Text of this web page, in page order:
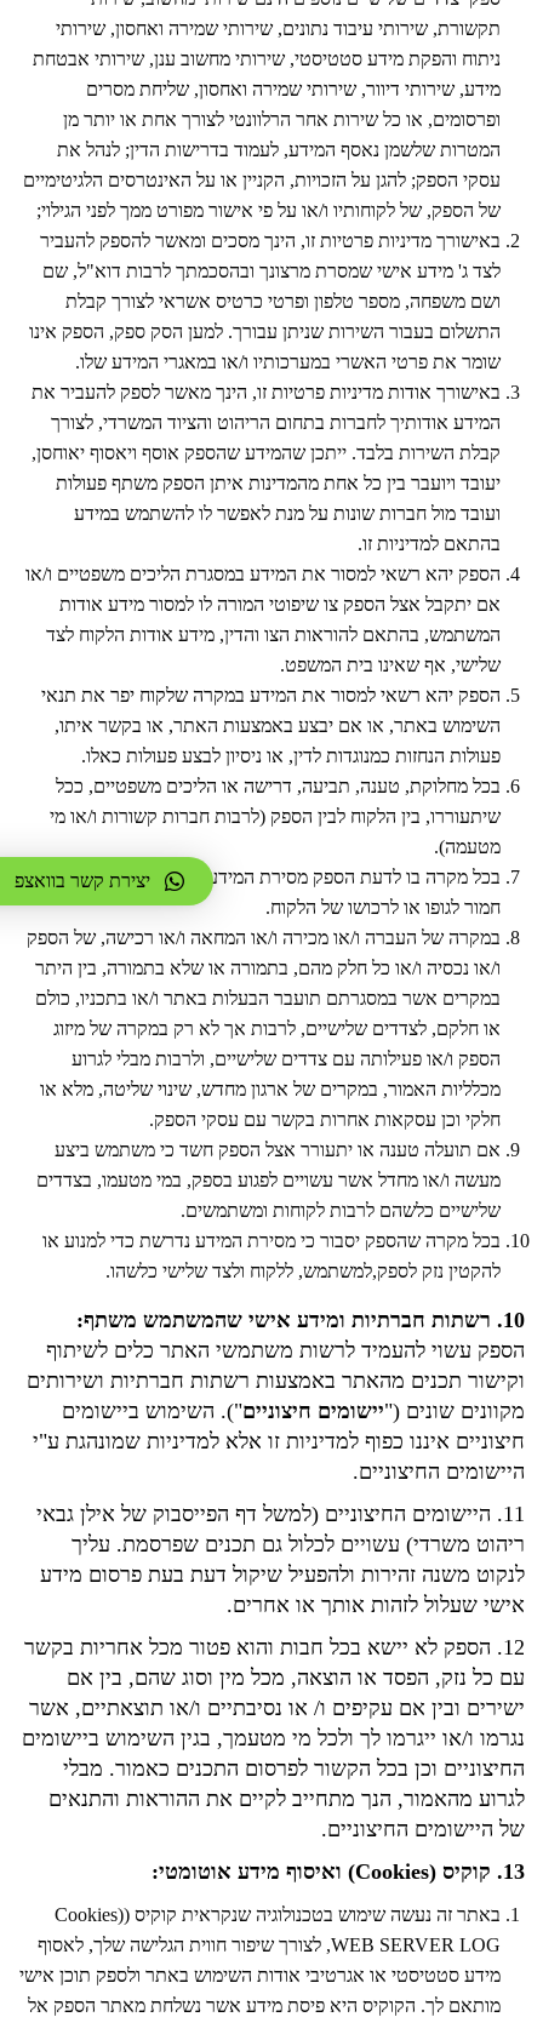
תקשורת, שירותי עיבוד נתונים, שירותי שמירה ואחסון, שירותי
ניתוח והפקת מידע סטטיסטי, שירותי מחשוב ענן, שירותי אבטחת
מידע, שירותי דיוור, שירותי שמירה ואחסון, שליחת מסרים
ופרסומים, או כל שירות אחר הרלוונטי לצורך אחת או יותר מן
המטרות שלשמן נאסף המידע, לעמוד בדרישות הדין; לנהל את
עסקי הספק; להגן על הזכויות, הקניין או על האינטרסים הלגיטימיים
של הספק, של לקוחותיו ו/או על פי אישור מפורט ממך לפני הגילוי;
באישורך מדיניות פרטיות זו, הינך מסכים ומאשר להספק להעביר
לצד ג' מידע אישי שמסרת מרצונך ובהסכמתך לרבות דוא"ל, שם
ושם משפחה, מספר טלפון ופרטי כרטיס אשראי לצורך קבלת
התשלום בעבור השירות שניתן עבורך. למען הסק ספק, הספק אינו
שומר את פרטי האשרי במערכותיו ו/או במאגרי המידע שלו.
באישורך אודות מדיניות פרטיות זו, הינך מאשר לספק להעביר את
המידע אודותיך לחברות בתחום הריהוט והציוד המשרדי, לצורך
קבלת השירות בלבד. ייתכן שהמידע שהספק אוסף ויאסוף יאוחסן,
יעובד ויועבר בין כל אחת מהמדינות איתן הספק משתף פעולות
ועובד מול חברות שונות על מנת לאפשר לו להשתמש במידע
בהתאם למדיניות זו.
הספק יהא רשאי למסור את המידע במסגרת הליכים משפטיים ו/או
אם יתקבל אצל הספק צו שיפוטי המורה לו למסור מידע אודות
המשתמש, בהתאם להוראות הצו והדין, מידע אודות הלקוח לצד
שלישי, אף שאינו בית המשפט.
הספק יהא רשאי למסור את המידע במקרה שלקוח יפר את תנאי
השימוש באתר, או אם יבצע באמצעות האתר, או בקשר איתו,
פעולות הנחזות כמנוגדות לדין, או ניסיון לבצע פעולות כאלו.
בכל מחלוקת, טענה, תביעה, דרישה או הליכים משפטיים, ככל
שיתעוררו, בין הלקוח לבין הספק (לרבות חברות קשורות ו/או מי
מטעמה).
בכל מקרה בו לדעת הספק מסירת המידע נחוצה כדי למנוע נזק
חמור לגופו או לרכושו של הלקוח.
במקרה של העברה ו/או מכירה ו/או המחאה ו/או רכישה, של הספק
ו/או נכסיה ו/או כל חלק מהם, בתמורה או שלא בתמורה, בין היתר
במקרים אשר במסגרתם תועבר הבעלות באתר ו/או בתכניו, כולם
או חלקם, לצדדים שלישיים, לרבות אך לא רק במקרה של מיזוג
הספק ו/או פעילותה עם צדדים שלישיים, ולרבות מבלי לגרוע
מכלליות האמור, במקרים של ארגון מחדש, שינוי שליטה, מלא או
חלקי וכן עסקאות אחרות בקשר עם עסקי הספק.
אם תועלה טענה או יתעורר אצל הספק חשד כי משתמש ביצע
מעשה ו/או מחדל אשר עשויים לפגוע בספק, במי מטעמו, בצדדים
שלישיים כלשהם לרבות לקוחות ומשתמשים.
בכל מקרה שהספק יסבור כי מסירת המידע נדרשת כדי למנוע או
להקטין נזק לספק,למשתמש, ללקוח ולצד שלישי כלשהו.
10. רשתות חברתיות ומידע אישי שהמשתמש משתף:
הספק עשוי להעמיד לרשות משתמשי האתר כלים לשיתוף
וקישור תכנים מהאתר באמצעות רשתות חברתיות ושירותים
מקוונים שונים ("יישומים חיצוניים"). השימוש ביישומים
חיצוניים איננו כפוף למדיניות זו אלא למדיניות שמונהגת ע"י
היישומים החיצוניים.
11. היישומים החיצוניים (למשל דף הפייסבוק של אילן גבאי
ריהוט משרדי) עשויים לכלול גם תכנים שפרסמת. עליך
לנקוט משנה זהירות ולהפעיל שיקול דעת בעת פרסום מידע
אישי שעלול לזהות אותך או אחרים.
12. הספק לא יישא בכל חבות והוא פטור מכל אחריות בקשר
עם כל נזק, הפסד או הוצאה, מכל מין וסוג שהם, בין אם
ישירים ובין אם עקיפים ו/ או נסיבתיים ו/או תוצאתיים, אשר
נגרמו ו/או ייגרמו לך ולכל מי מטעמך, בגין השימוש ביישומים
החיצוניים וכן בכל הקשור לפרסום התכנים כאמור. מבלי
לגרוע מהאמור, הנך מתחייב לקיים את ההוראות והתנאים
של היישומים החיצוניים.
13. קוקיס (Cookies) ואיסוף מידע אוטומטי:
באתר זה נעשה שימוש בטכנולוגיה שנקראית קוקיס ((Cookies
WEB SERVER LOG, לצורך שיפור חווית הגלישה שלך, לאסוף
מידע סטטיסטי או אגרטיבי אודות השימוש באתר ולספק תוכן אישי
מותאם לך. הקוקיס היא פיסת מידע אשר נשלחת מאתר הספק אל
יצירת קשר בוואצפ